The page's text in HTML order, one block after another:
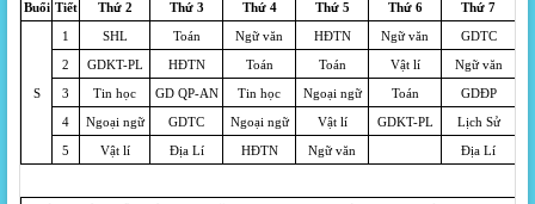
Buổi Tiết Thứ 2 Thứ 3 Thứ 4 Thứ 5 Thứ 6 Thứ 7
S
1 SHL Toán Ngữ văn HĐTN Ngữ văn
GDTC
2
GDKT-PL HĐTN Toán Toán Vật lí
Ngữ văn
3
Tin học GD QP-AN Tin học Ngoại ngữ Toán
GDĐP
4
Ngoại ngữ GDTC Ngoại ngữ Vật lí GDKT-PL
Lịch Sử
5
Vật lí Địa Lí HĐTN Ngữ văn Địa Lí